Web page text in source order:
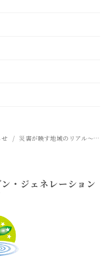
せ 災害が映す地域のリアル～これからに必要なつながりと備えを考える～ローカリゼーションデイ2025 分科会Part３
・ジェネレーション